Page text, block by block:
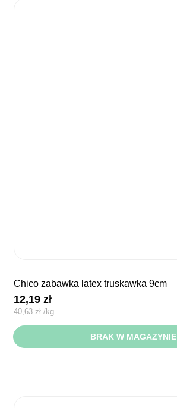
chico zabawka latex truskawka 9cm
12,19zł
40,63 zł /kg
BRAK W MAGAZYNIE